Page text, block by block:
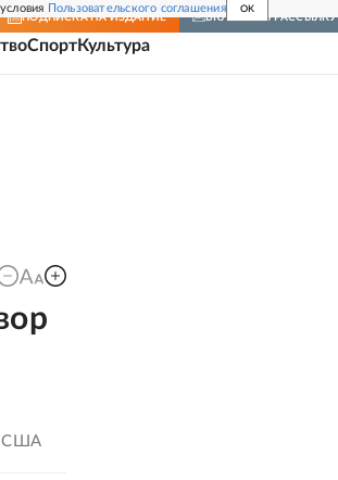
Пользовательского соглашения OK
ПОДПИСКА НА ИЗДАНИЕ ВКЛЮЧИТЬ РАССЫЛКУ
СпортКультура
США